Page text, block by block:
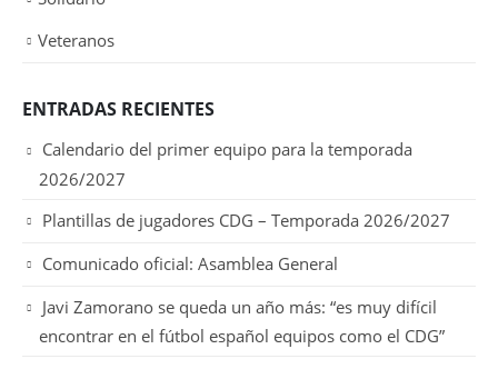
Veteranos
ENTRADAS RECIENTES
Calendario del primer equipo para la temporada
2026/2027
Plantillas de jugadores CDG – Temporada 2026/2027
Comunicado oficial: Asamblea General
Javi Zamorano se queda un año más: “es muy difícil
encontrar en el fútbol español equipos como el CDG”